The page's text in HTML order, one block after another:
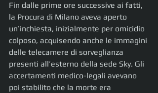
Fin dalle prime ore successive ai fatti,
la Procura di Milano aveva aperto
un’inchiesta, inizialmente per omicidio
colposo, acquisendo anche le immagini
delle telecamere di sorveglianza
presenti all’esterno della sede Sky. Gli
accertamenti medico-legali avevano
poi stabilito che la morte era